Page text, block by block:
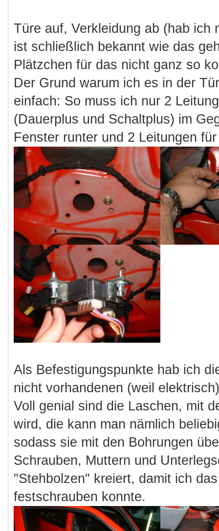
Türe auf, Verkleidung ab (hab ich
ist schließlich bekannt wie das
Plätzchen für das nicht ganz so
Der Grund warum ich es in der
einfach: So muss ich nur 2
(Dauerplus und Schaltplus) im
Fenster runter und 2 Leitungen
Als Befestigungspunkte hab ich
nicht vorhandenen (weil
Voll genial sind die Laschen, mit
wird, die kann man nämlich
sodass sie mit den Bohrungen
Schrauben, Muttern und
"Stehbolzen" kreiert, damit ich
festschrauben konnte.